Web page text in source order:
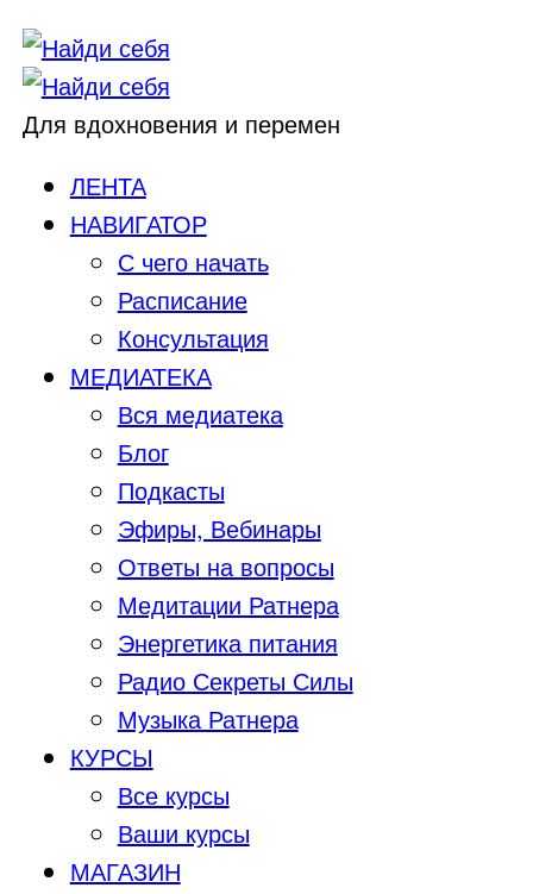
Для вдохновения и перемен
ЛЕНТА
НАВИГАТОР
С чего начать
Расписание
Консультация
МЕДИАТЕКА
Вся медиатека
Блог
Подкасты
Эфиры, Вебинары
Ответы на вопросы
Медитации Ратнера
Энергетика питания
Радио Секреты Силы
Музыка Ратнера
КУРСЫ
Все курсы
Ваши курсы
МАГАЗИН